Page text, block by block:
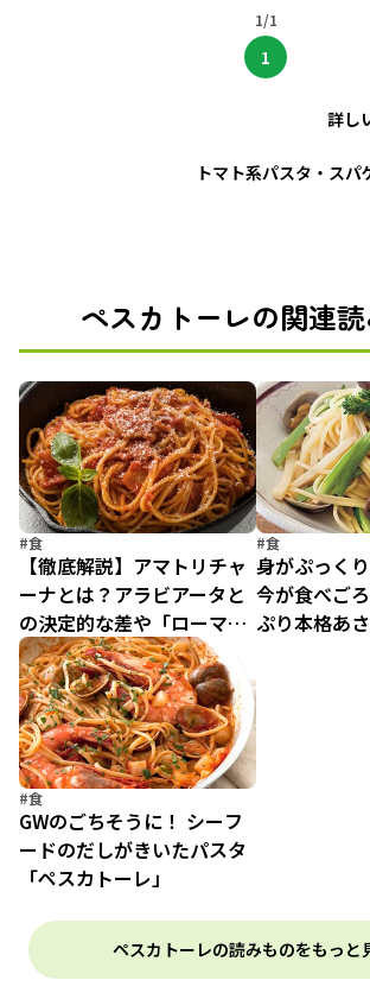
1/1
1
詳し
トマト系パスタ・スパ
ペスカトーレの関連
#食
【徹底解説】アマトリチャ
ーナとは？アラビアータと
の決定的な差や「ローマ三
大パスタ」の秘密
#食
身がぷっく
今が食べご
ぷり本格あ
#食
GWのごちそうに！ シーフ
ードのだしがきいたパスタ
「ペスカトーレ」
ペスカトーレの読みものをもっと